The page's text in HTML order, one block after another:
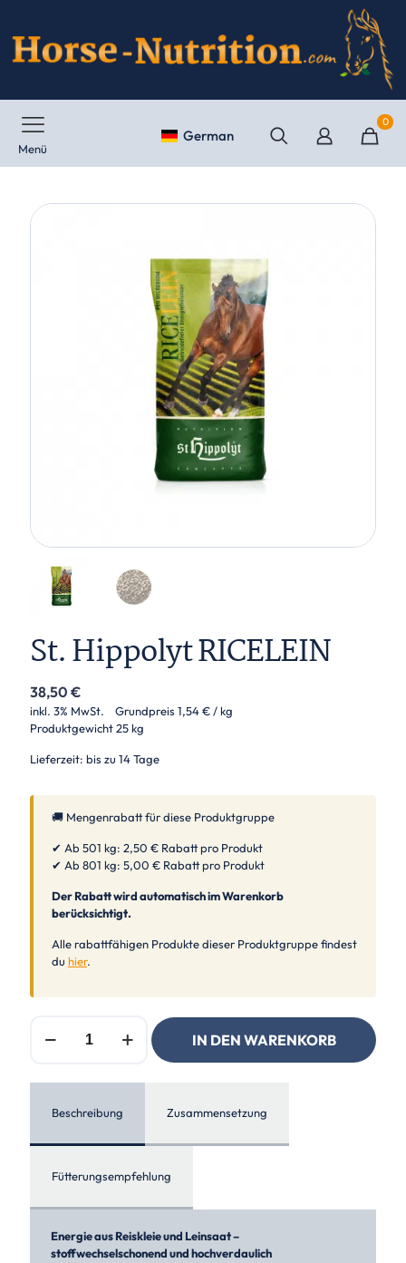
Menü
German
0
St. Hippolyt RICELEIN
38,50 €
inkl. 3% MwSt. Grundpreis 1,54€ / kg
Produktgewicht25 kg
Lieferzeit: bis zu 14 Tage
🚚 Mengenrabatt für diese Produktgruppe
✔ Ab 501 kg: 2,50 € Rabatt pro Produkt
✔ Ab 801 kg: 5,00 € Rabatt pro Produkt
Der Rabatt wird automatisch im Warenkorb
berücksichtigt.
Alle rabattfähigen Produkte dieser Produktgruppe findest
du hier.
Hippolyt
IN DEN WARENKORB
Beschreibung Zusammensetzung
Fütterungsempfehlung
Energie aus Reiskleie und Leinsaat –
stoffwechselschonend und hochverdaulich